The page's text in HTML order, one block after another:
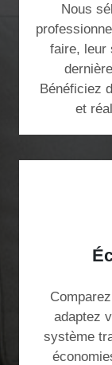
Nous
faire, leur
Bénéficiez
et
adaptez
système